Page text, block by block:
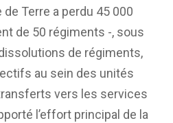
de Terre a perdu 45 000
de 50 régiments -, sous
de régiments,
au sein des unités
vers les services
l’effort principal de la